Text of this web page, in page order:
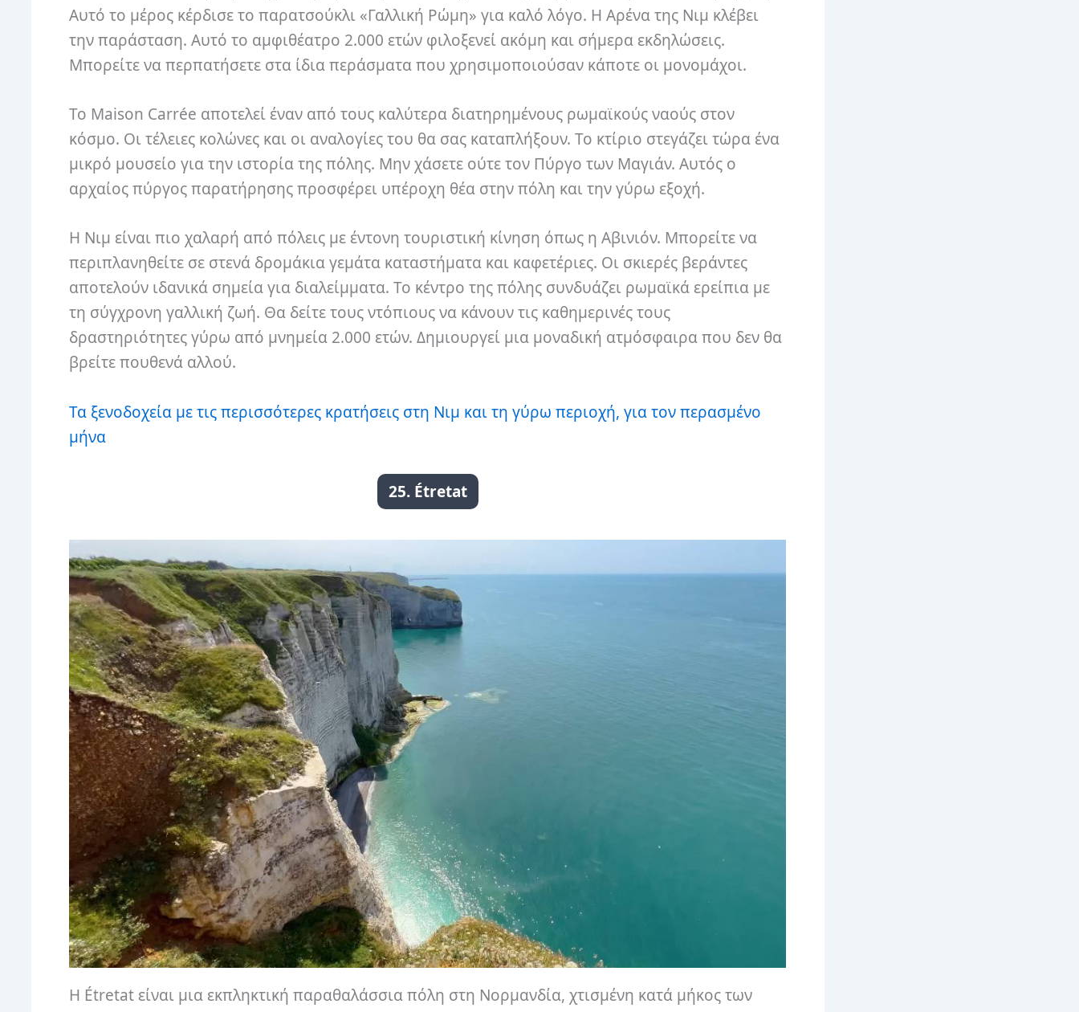
Αυτό το μέρος κέρδισε το παρατσούκλι «Γαλλική Ρώμη» για καλό λόγο. Η Αρένα της Νιμ κλέβει
την παράσταση. Αυτό το αμφιθέατρο 2.000 ετών φιλοξενεί ακόμη και σήμερα εκδηλώσεις.
Μπορείτε να περπατήσετε στα ίδια περάσματα που χρησιμοποιούσαν κάποτε οι μονομάχοι.
Το Maison Carrée αποτελεί έναν από τους καλύτερα διατηρημένους ρωμαϊκούς ναούς στον
κόσμο. Οι τέλειες κολώνες και οι αναλογίες του θα σας καταπλήξουν. Το κτίριο στεγάζει τώρα ένα
μικρό μουσείο για την ιστορία της πόλης. Μην χάσετε ούτε τον Πύργο των Μαγιάν. Αυτός ο
αρχαίος πύργος παρατήρησης προσφέρει υπέροχη θέα στην πόλη και την γύρω εξοχή.
Η Νιμ είναι πιο χαλαρή από πόλεις με έντονη τουριστική κίνηση όπως η Αβινιόν. Μπορείτε να
περιπλανηθείτε σε στενά δρομάκια γεμάτα καταστήματα και καφετέριες. Οι σκιερές βεράντες
αποτελούν ιδανικά σημεία για διαλείμματα. Το κέντρο της πόλης συνδυάζει ρωμαϊκά ερείπια με
τη σύγχρονη γαλλική ζωή. Θα δείτε τους ντόπιους να κάνουν τις καθημερινές τους
δραστηριότητες γύρω από μνημεία 2.000 ετών. Δημιουργεί μια μοναδική ατμόσφαιρα που δεν θα
βρείτε πουθενά αλλού.
Τα ξενοδοχεία με τις περισσότερες κρατήσεις στη Νιμ και τη γύρω περιοχή, για τον περασμένο
μήνα
25. Étretat
Η Étretat είναι μια εκπληκτική παραθαλάσσια πόλη στη Νορμανδία, χτισμένη κατά μήκος των